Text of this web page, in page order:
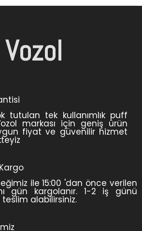
Vozol
tutulan tek kullanımlık puff
markası için geniş ürün
fiyat ve güvenilir hizmet
ile 15:00 'dan önce verilen
gün kargolanır. 1-2 iş günü
alabilirsiniz.